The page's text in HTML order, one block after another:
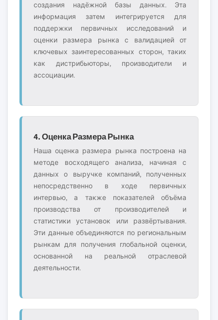
создания надёжной базы данных. Эта
информация затем интегрируется для
поддержки первичных исследований и
оценки размера рынка с валидацией от
ключевых заинтересованных сторон, таких
как дистрибьюторы, производители и
ассоциации.
4. Оценка Размера Рынка
Наша оценка размера рынка построена на
методе восходящего анализа, начиная с
данных о выручке компаний, полученных
непосредственно в ходе первичных
интервью, а также показателей объёма
производства от производителей и
статистики установок или развёртывания.
Эти данные объединяются по региональным
рынкам для получения глобальной оценки,
основанной на реальной отраслевой
деятельности.